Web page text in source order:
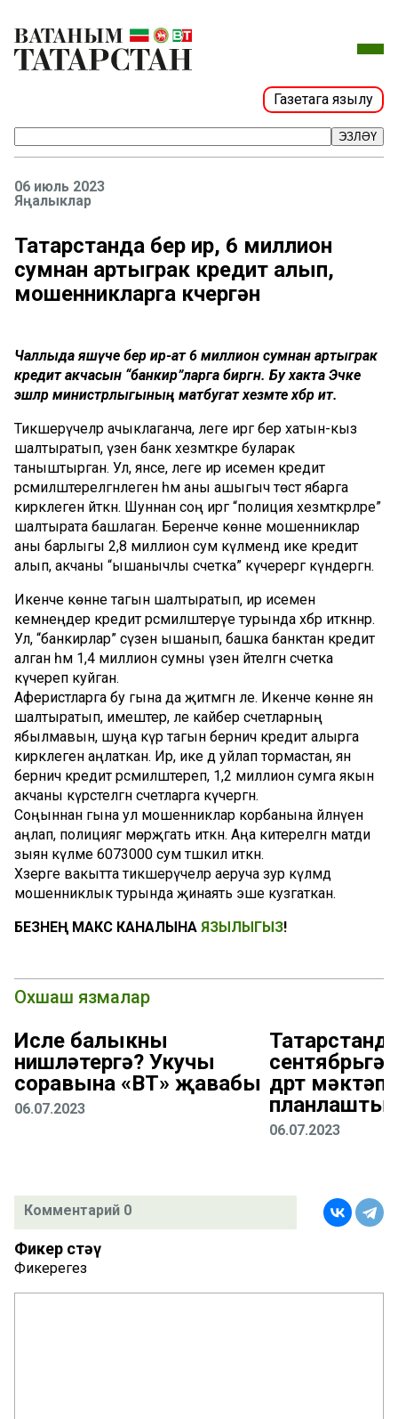
Газетага язылу
ЭЗЛӘҮ
06 июль 2023
Яңалыклар
Татарстанда бер ир, 6 миллион
сумнан артыграк кредит алып,
мошенникларга күчергән
Чаллыда яшәүче бер ир-ат 6 миллион сумнан артыграк
кредит акчасын “банкир”ларга биргән. Бу хакта Эчке
эшләр министрлыгының матбугат хезмәте хәбәр итә.
Тикшерүчеләр ачыклаганча, әлеге иргә бер хатын-кыз
шалтыратып, үзен банк хезмәткәре буларак
таныштырган. Ул, янәсе, әлеге ир исеменә кредит
рәсмиләштерелгәнлеген һәм аны ашыгыч төстә ябарга
кирәклеген әйткән. Шуннан соң иргә “полиция хезмәткәрләре”
шалтырата башлаган. Беренче көнне мошенниклар
аны барлыгы 2,8 миллион сум күләмендә ике кредит
алып, акчаны “ышанычлы счетка” күчерергә күндергән.
Икенче көнне тагын шалтыратып, ир исеменә
кемнеңдер кредит рәсмиләштерүе турында хәбәр иткәннәр.
Ул, “банкирлар” сүзенә ышанып, башка банктан кредит
алган һәм 1,4 миллион сумны үзенә әйтелгән счетка
күчереп куйган.
Аферистларга бу гына да җитмәгән әле. Икенче көнне янә
шалтыратып, имештер, әле кайбер счетларның
ябылмавын, шуңа күрә тагын берничә кредит алырга
кирәклеген аңлаткан. Ир, ике дә уйлап тормастан, янә
берничә кредит рәсмиләштереп, 1,2 миллион сумга якын
акчаны күрсәтелгән счетларга күчергән.
Соңыннан гына ул мошенниклар корбанына әйләнүен
аңлап, полициягә мөрәҗәгать иткән. Аңа китерелгән матди
зыян күләме 6073000 сум тәшкил иткән.
Хәзерге вакытта тикшерүчеләр аеруча зур күләмдә
мошенниклык турында җинаять эше кузгаткан.
БЕЗНЕҢ МАКС КАНАЛЫНА ЯЗЫЛЫГЫЗ!
Охшаш язмалар
Исле балыкны
нишләтергә? Укучы
соравына «ВТ» җавабы
06.07.2023
сентябрьгә
дүрт мәктәп
06.07.2023
Комментарий 0
Фикер өстәү
Фикерегез